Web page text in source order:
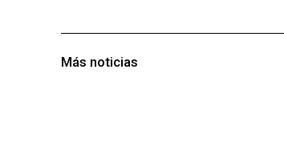
Más noticias